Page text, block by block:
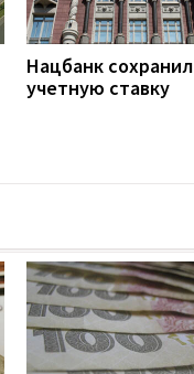
Нацбанк сохранил
учетную ставку